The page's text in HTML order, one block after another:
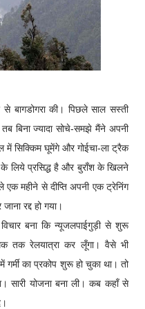
बागडोगरा की। पिछले साल सस्ती
बिना ज्यादा सोचे-समझे मैंने अपनी
में सिक्किम घूमेंगे और गोईचा-ला ट्रैक
के लिये प्रसिद्ध है और बुराँश के खिलने
महीने से दीप्ति अपनी एक ट्रेनिंग
रद्द हो गया।
बना कि न्यूजलपाईगुड़ी से शुरू
तक रेलयात्रा कर लूँगा। वैसे भी
का प्रकोप शुरू हो चुका था। तो
सारी योजना बना ली। कब कहाँ से